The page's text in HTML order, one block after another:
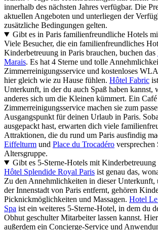
innerhalb des nächsten Jahres verfügbar. Die
aktuellen Angeboten und unterliegen der
zusätzliche Bedingungen gelten.
Gibt es in Paris familienfreundliche Hotels
Viele Besucher, die ein familienfreundliches
Kinderbetreuung in Paris brauchen, buchen das
Marais. Es hat 4 Sterne und tolle
Zimmerreinigungsservice und kostenloses
hier gleich wie zu Hause fühlen. Hôtel Fabric
Unterkunft, in der du auch Spaß haben kannst,
anderes sich um die Kleinen kümmert. Ein
Zimmerreinigungsservice machen sie zum
Ausgangspunkt für deinen Urlaub in Paris.
ausgepackt hast, erwarten dich viele
Attraktionen, die du rund um Paris ausfindig
Eiffelturm und Place du Trocadéro versprechen
Altersgruppe.
Gibt es 5-Sterne-Hotels mit Kinderbetreuung
Hôtel Splendide Royal Paris ist genau das,
Zu den Annehmlichkeiten in dieser Unterkunft,
der Innenstadt von Paris entfernt, gehören
Picknickmöglichkeiten und Massagen. Hotel
Spa ist ein weiteres 5-Sterne-Hotel, in dem du
Obhut geschulter Mitarbeiter lassen kannst.
außerdem ein Concierge-Service und